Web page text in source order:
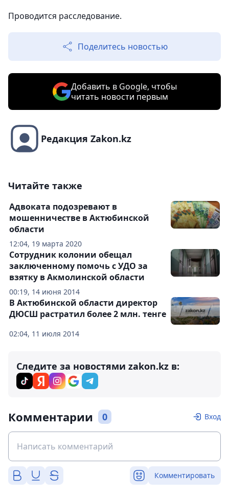
Проводится расследование.
Поделитесь новостью
Добавить в Google, чтобы
читать новости первым
Редакция Zakon.kz
Читайте также
12:04, 19 марта 2020
Адвоката подозревают в
мошенничестве в Актюбинской
области
00:19, 14 июня 2014
Сотрудник колонии обещал
заключенному помочь с УДО за
взятку в Акмолинской области
02:04, 11 июля 2014
В Актюбинской области директор
ДЮСШ растратил более 2 млн. тенге
Следите за новостями zakon.kz в:
Комментарии 0 Вход
Комментировать